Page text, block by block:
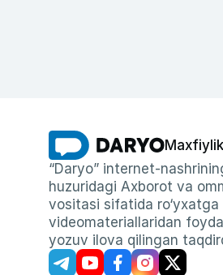
“Daryo” internet-
huzuridagi Axborot va
vositasi sifatida
videomateriallaridan
yozuv ilova qilingan